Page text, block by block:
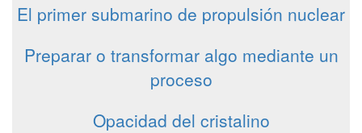
El primer submarino de propulsión nuclear
Preparar o transformar algo mediante un
proceso
Opacidad del cristalino